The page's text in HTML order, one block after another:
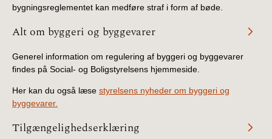
bygningsreglementet kan medføre straf i form af bøde.
Alt om byggeri og byggevarer
Generel information om regulering af byggeri og byggevarer
findes på Social- og Boligstyrelsens hjemmeside.
Her kan du også læse styrelsens nyheder om byggeri og
byggevarer.
Tilgængelighedserklæring